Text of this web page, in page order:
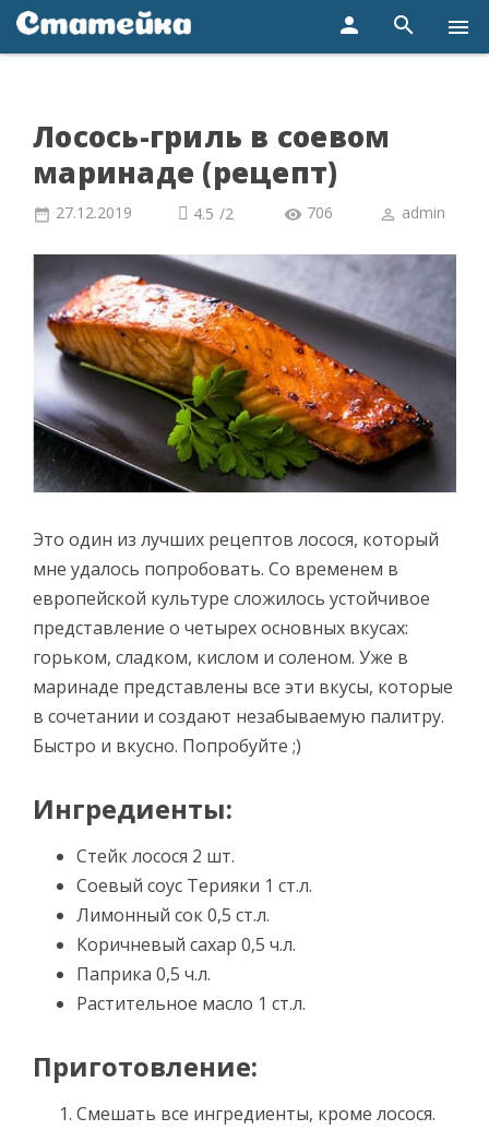
person search menu
Лосось-гриль в соевом
маринаде (рецепт)
27.12.2019 4.5 /2 706 admin
Это один из лучших рецептов лосося, который
мне удалось попробовать. Со временем в
европейской культуре сложилось устойчивое
представление о четырех основных вкусах:
горьком, сладком, кислом и соленом. Уже в
маринаде представлены все эти вкусы, которые
в сочетании и создают незабываемую палитру.
Быстро и вкусно. Попробуйте ;)
Ингредиенты:
Стейк лосося 2 шт.
Соевый соус Терияки 1 ст.л.
Лимонный сок 0,5 ст.л.
Коричневый сахар 0,5 ч.л.
Паприка 0,5 ч.л.
Растительное масло 1 ст.л.
Приготовление:
Смешать все ингредиенты, кроме лосося.